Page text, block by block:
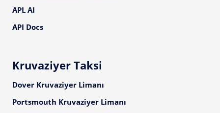
APL AI
API Docs
Kruvaziyer Taksi
Dover Kruvaziyer Limanı
Portsmouth Kruvaziyer Limanı